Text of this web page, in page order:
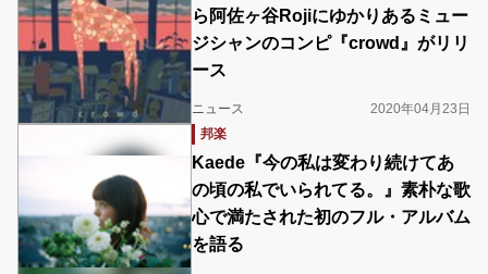
ら阿佐ヶ谷Rojiにゆかりあるミュー
ジシャンのコンピ『crowd』がリリ
ース
ニュース
2020年04月23日
邦楽
Kaede『今の私は変わり続けてあ
の頃の私でいられてる。』素朴な歌
心で満たされた初のフル・アルバム
を語る